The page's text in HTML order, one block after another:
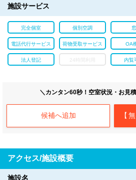
施設サービス
完全個室 個別空調 窓
電話代行サービス 荷物受取サービス OA
法人登記 24時間利用 内覧
＼カンタン60秒！空室状況・お見
【
候補へ追加
アクセス/施設概要
施設名